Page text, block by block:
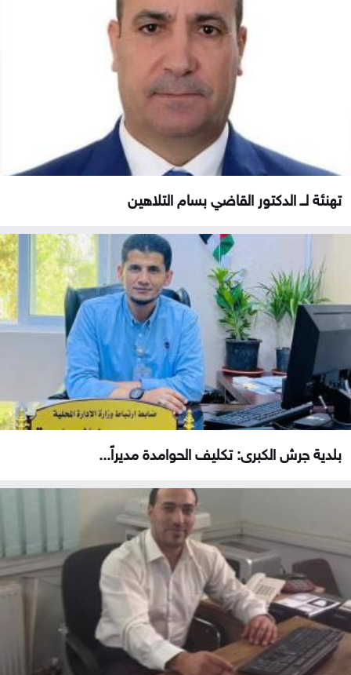
تهنئة لــ الدكتور القاضي بسام التلاهين
بلدية جرش الكبرى: تكليف الحوامدة مديراً...